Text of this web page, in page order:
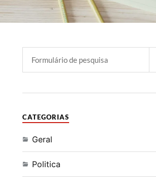
CATEGORIAS
Geral
Politica